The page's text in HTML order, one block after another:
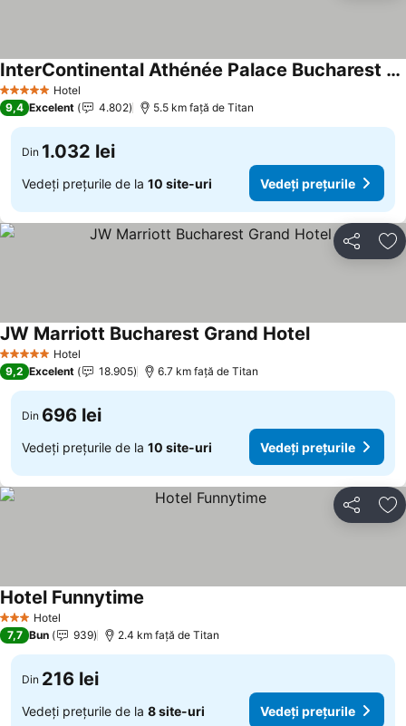
5 Stele Hotel
InterContinental Athénée Palace Bucharest by IHG
9,4 Excelent 4.802 5.5 km faţă de Titan
Din 1.032 lei
Vedeți prețurile de la 10 site-uri Vedeți prețurile
Distribuiți
5 Stele Hotel
JW Marriott Bucharest Grand Hotel
9,2 Excelent 18.905 6.7 km faţă de Titan
Din 696 lei
Vedeți prețurile de la 10 site-uri Vedeți prețurile
Distribuiți
3 SteleHotel
Hotel Funnytime
7,7 Bun 939 2.4 km faţă de Titan
Din 216 lei
Vedeți prețurile de la 8 site-uri Vedeți prețurile